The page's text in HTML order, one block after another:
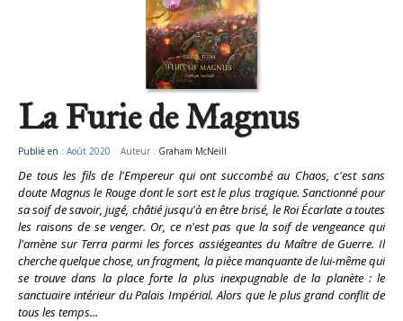
La Furie de Magnus
Publié en : Août 2020 Auteur : Graham McNeill
De tous les fils de l'Empereur qui ont succombé au Chaos, c'est sans
doute Magnus le Rouge dont le sort est le plus tragique. Sanctionné pour
sa soif de savoir, jugé, châtié jusqu'à en être brisé, le Roi Écarlate a toutes
les raisons de se venger. Or, ce n'est pas que la soif de vengeance qui
l'amène sur Terra parmi les forces assiégeantes du Maître de Guerre. Il
cherche quelque chose, un fragment, la pièce manquante de lui-même qui
se trouve dans la place forte la plus inexpugnable de la planète : le
sanctuaire intérieur du Palais Impérial. Alors que le plus grand conflit de
tous les temps...